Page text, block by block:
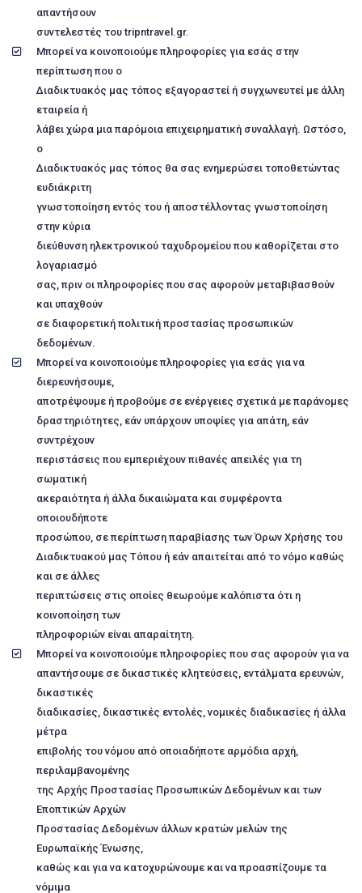
απαντήσουν
συντελεστές του tripntravel.gr.
Μπορεί να κοινοποιούμε πληροφορίες για εσάς στην
περίπτωση που ο
Διαδικτυακός μας τόπος εξαγοραστεί ή συγχωνευτεί με άλλη
εταιρεία ή
λάβει χώρα μια παρόμοια επιχειρηματική συναλλαγή. Ωστόσο,
ο
Διαδικτυακός μας τόπος θα σας ενημερώσει τοποθετώντας
ευδιάκριτη
γνωστοποίηση εντός του ή αποστέλλοντας γνωστοποίηση
στην κύρια
διεύθυνση ηλεκτρονικού ταχυδρομείου που καθορίζεται στο
λογαριασμό
σας, πριν οι πληροφορίες που σας αφορούν μεταβιβασθούν
και υπαχθούν
σε διαφορετική πολιτική προστασίας προσωπικών
δεδομένων.
Μπορεί να κοινοποιούμε πληροφορίες για εσάς για να
διερευνήσουμε,
αποτρέψουμε ή προβούμε σε ενέργειες σχετικά με παράνομες
δραστηριότητες, εάν υπάρχουν υποψίες για απάτη, εάν
συντρέχουν
περιστάσεις που εμπεριέχουν πιθανές απειλές για τη
σωματική
ακεραιότητα ή άλλα δικαιώματα και συμφέροντα
οποιουδήποτε
προσώπου, σε περίπτωση παραβίασης των Όρων Χρήσης του
Διαδικτυακού μας Τόπου ή εάν απαιτείται από το νόμο καθώς
και σε άλλες
περιπτώσεις στις οποίες θεωρούμε καλόπιστα ότι η
κοινοποίηση των
πληροφοριών είναι απαραίτητη.
Μπορεί να κοινοποιούμε πληροφορίες που σας αφορούν για να
απαντήσουμε σε δικαστικές κλητεύσεις, εντάλματα ερευνών,
δικαστικές
διαδικασίες, δικαστικές εντολές, νομικές διαδικασίες ή άλλα
μέτρα
επιβολής του νόμου από οποιαδήποτε αρμόδια αρχή,
περιλαμβανομένης
της Αρχής Προστασίας Προσωπικών Δεδομένων και των
Εποπτικών Αρχών
Προστασίας Δεδομένων άλλων κρατών μελών της
Ευρωπαϊκής Ένωσης,
καθώς και για να κατοχυρώνουμε και να προασπίζουμε τα
νόμιμα